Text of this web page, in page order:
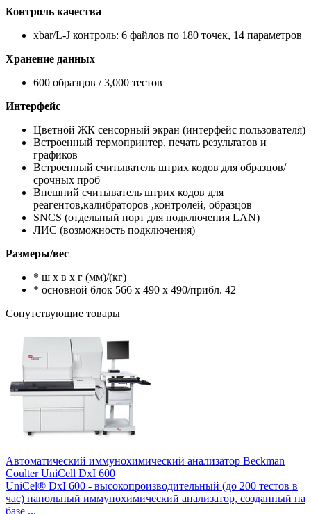
Контроль качества
xbar/L-J контроль: 6 файлов по 180 точек, 14 параметров
Хранение данных
600 образцов / 3,000 тестов
Интерфейс
Цветной ЖК сенсорный экран (интерфейс пользователя)
Встроенный термопринтер, печать результатов и
графиков
Встроенный считыватель штрих кодов для образцов/
срочных проб
Внешний считыватель штрих кодов для
реагентов,калибраторов ,контролей, образцов
SNCS (отдельный порт для подключения LAN)
ЛИС (возможность подключения)
Размеры/вес
* ш x в x г (мм)/(кг)
* основной блок 566 x 490 x 490/прибл. 42
Сопутствующие товары
Автоматический иммунохимический анализатор Beckman
Coulter UniCell DxI 600
UniCel® DxI 600 - высокопроизводительный (до 200 тестов в
час) напольный иммунохимический анализатор, созданный на
базе ...